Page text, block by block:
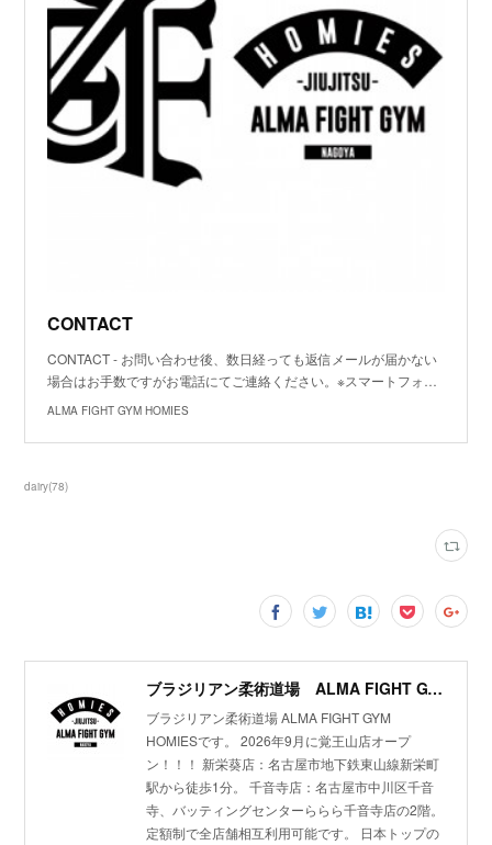
CONTACT
CONTACT - お問い合わせ後、数日経っても返信メールが届かない
場合はお手数ですがお電話にてご連絡ください。※スマートフォ…
ALMA FIGHT GYM HOMIES
dairy(78)
ブラジリアン柔術道場 ALMA FIGHT GYM HOMIES(ホーミーズ)
ブラジリアン柔術道場 ALMA FIGHT GYM
HOMIESです。 2026年9月に覚王山店オープ
ン！！！ 新栄葵店：名古屋市地下鉄東山線新栄町
駅から徒歩1分。 千音寺店：名古屋市中川区千音
寺、バッティングセンターららら千音寺店の2階。
定額制で全店舗相互利用可能です。 日本トップの